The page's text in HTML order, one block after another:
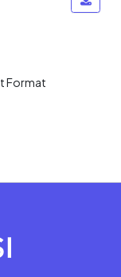
Format